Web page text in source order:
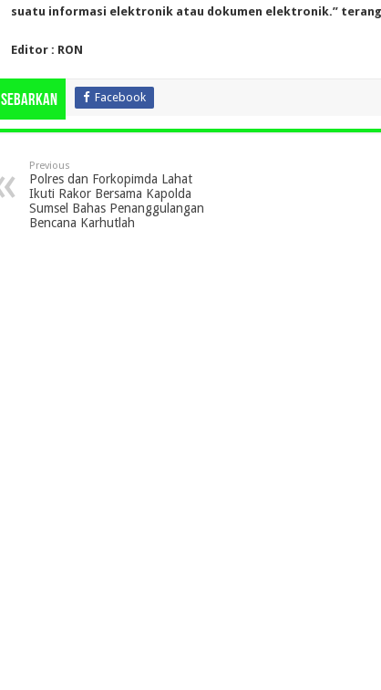
suatu informasi elektronik atau dokumen elektronik.” terang
Editor : RON
Sebarkan Facebook
Previous
Polres dan Forkopimda Lahat
Ikuti Rakor Bersama Kapolda
Sumsel Bahas Penanggulangan
Bencana Karhutlah